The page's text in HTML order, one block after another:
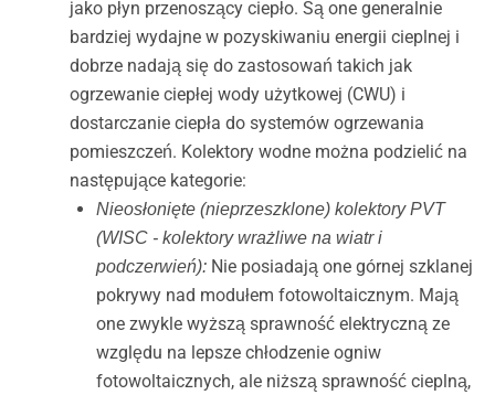
jako płyn przenoszący ciepło. Są one generalnie
bardziej wydajne w pozyskiwaniu energii cieplnej i
dobrze nadają się do zastosowań takich jak
ogrzewanie ciepłej wody użytkowej (CWU) i
dostarczanie ciepła do systemów ogrzewania
pomieszczeń. Kolektory wodne można podzielić na
następujące kategorie:
Nieosłonięte (nieprzeszklone) kolektory PVT
(WISC - kolektory wrażliwe na wiatr i
podczerwień):Nie posiadają one górnej szklanej
pokrywy nad modułem fotowoltaicznym. Mają
one zwykle wyższą sprawność elektryczną ze
względu na lepsze chłodzenie ogniw
fotowoltaicznych, ale niższą sprawność cieplną,